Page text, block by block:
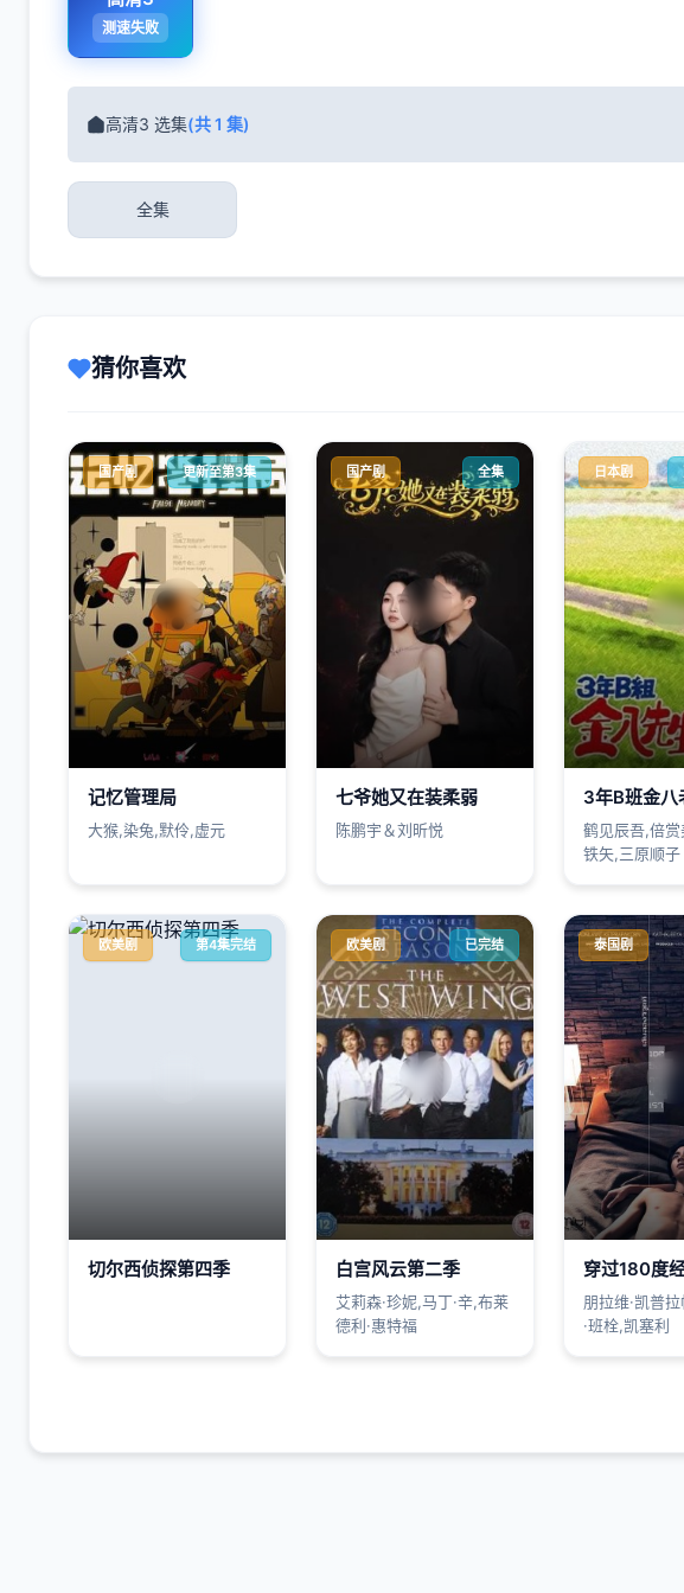
测速失败
高清3 选集(共 1 集)
全集
猜你喜欢
国产剧 更新至第3集
记忆管理局
大猴,染兔,默伶,虚元
国产剧 全集
七爷她又在装柔弱
陈鹏宇＆刘昕悦
日本剧
鹤见辰吾,倍
铁矢,三原顺子
欧美剧 第4集完结
切尔西侦探第四季
欧美剧 已完结
白宫风云第二季
艾莉森·珍妮,马丁·辛,布莱
德利·惠特福
泰国剧
朋拉维·凯普
·班栓,凯塞利